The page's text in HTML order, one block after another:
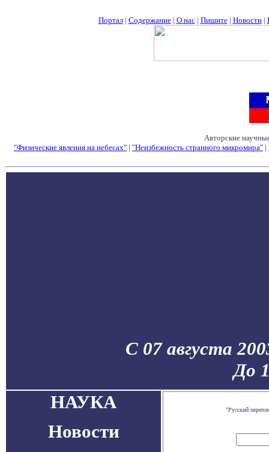
Портал| Содержание| О нас| Пишите| Новости|
Авторские
"Физические явления на небесах" | "Неизбежность странного микромира" |
С 07 августа
До
НАУКА
Новости
"Русский